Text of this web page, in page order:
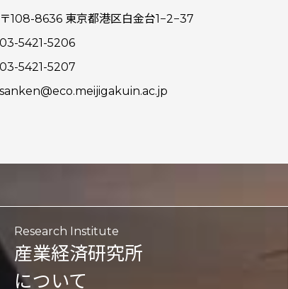
〒108-8636 東京都港区白金台1−2−37
03-5421-5206
03-5421-5207
sanken@eco.meijigakuin.ac.jp
Research Institute
産業経済研究所
について